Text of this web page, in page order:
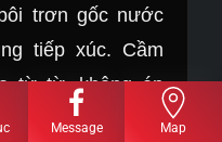
trơn gốc nước
tiếp xúc. Cầm
từ từ, không ép
nhất trước. Khi
Message Map